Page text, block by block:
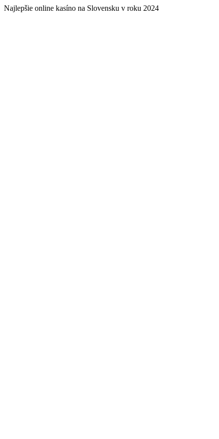
Najlepšie online kasíno na Slovensku v roku 2024